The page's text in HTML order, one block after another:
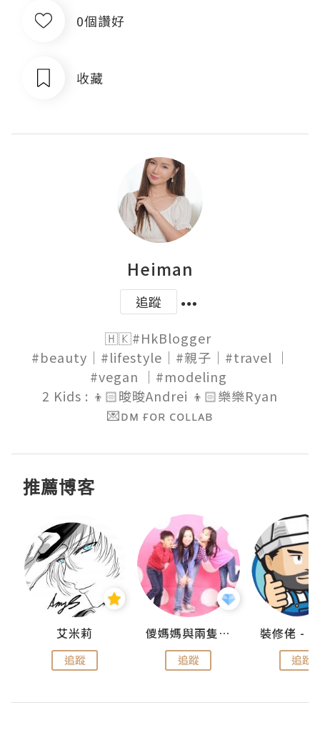
0個讚好
收藏
Heiman
追蹤
🇭🇰#HkBlogger
#beauty｜#lifestyle｜#親子｜#travel ｜
#vegan ｜#modeling
2 Kids : 👦🏻晙晙Andrei 👦🏻樂樂Ryan
💌ᴅᴍ ғᴏʀ ᴄᴏʟʟᴀʙ
推薦博客
艾米莉
追蹤
儍媽媽與兩隻小魔怪之家
追蹤 追蹤